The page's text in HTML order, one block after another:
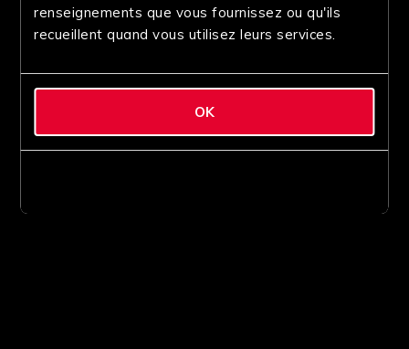
renseignements que vous fournissez ou qu'ils
recueillent quand vous utilisez leurs services.
OK